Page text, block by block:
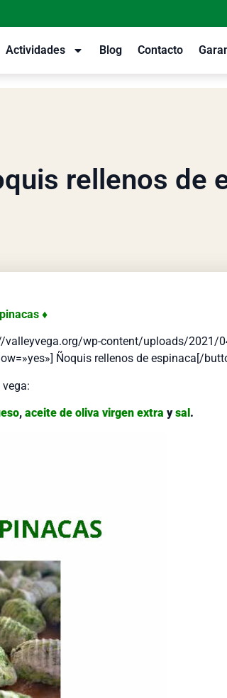
Actividades Blog Contacto
rellenos de
♦
wp-content/uploads/2021/04/
Ñoquis rellenos de espinaca[/
, aceite de oliva virgen extra ysal .